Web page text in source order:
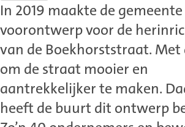
In 2019 maakte de gemeente
voorontwerp voor de
van de Boekhorststraat. Met
om de straat mooier en
aantrekkelijker te maken.
heeft de buurt dit ontwerp